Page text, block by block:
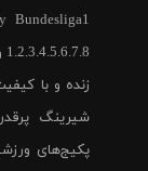
Bundesliga1
زنده و با
شیرینگ
پکیج‌های